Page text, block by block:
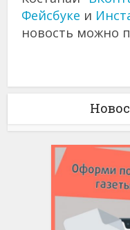
Фейсбуке и
новость можно